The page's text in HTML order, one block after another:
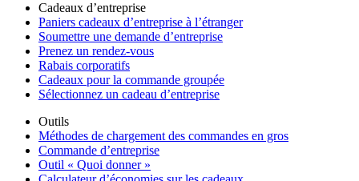
Cadeaux d’entreprise
Paniers cadeaux d’entreprise à l’étranger
Soumettre une demande d’entreprise
Prenez un rendez-vous
Rabais corporatifs
Cadeaux pour la commande groupée
Sélectionnez un cadeau d’entreprise
Outils
Méthodes de chargement des commandes en gros
Commande d’entreprise
Outil « Quoi donner »